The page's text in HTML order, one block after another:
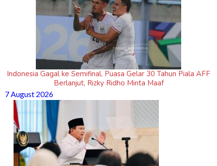
Indonesia Gagal ke Semifinal, Puasa Gelar 30 Tahun Piala AFF
Berlanjut, Rizky Ridho Minta Maaf
7 August 2026